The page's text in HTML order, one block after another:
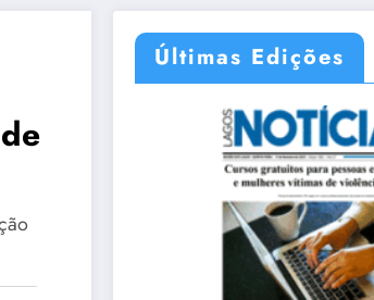
Últimas Edições